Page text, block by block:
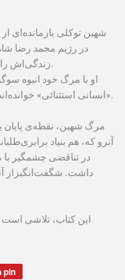
شهین توکلی باز‌مانده‌ای
در رژیم محمد رضا
زندگی‌اش را در ایران گذراند؛ و در مهر ماه ۱۴۰۰ در‌گذشت.
او با مرگ خود انبوه
«انسانی استثنائی» خوانده‌اند و مرگ او را، داغ بزرگ زندگی خود دانسته‌اند.
آنرو که، هم بنیاد
در تناقضی چشمگیر با
داشت. شگفت‌انگیزاز
این کتاب، تلاشی‌
pin